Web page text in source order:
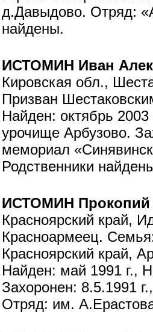
д.Давыдово. Отряд:
найдены.
ИСТОМИН Иван
Кировская обл.,
Призван
Найден: октябрь
урочище Арбузово.
мемориал
Родственники
ИСТОМИН Прокопий
Красноярский край,
Красноармеец.
Красноярский край,
Найден: май 1991 г.,
Захоронен: 8.5.1991
Отряд: им.